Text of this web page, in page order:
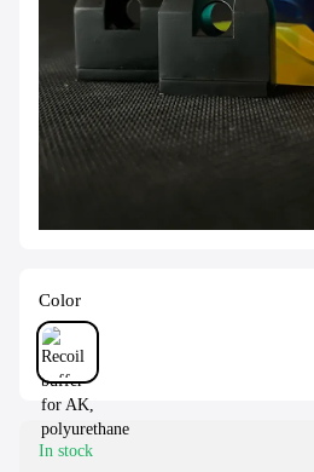
Color
In stock